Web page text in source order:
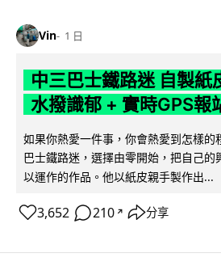
Vin 1 日
中三巴士鐵路迷 自製紙
水撥識郁 + 實時GPS報
如果你熱愛一件事，你會熱愛到怎樣的
巴士鐵路迷，選擇由零開始，把自己的
以運作的作品。他以紙皮親手製作出...
3,652 210 ↗ 分享